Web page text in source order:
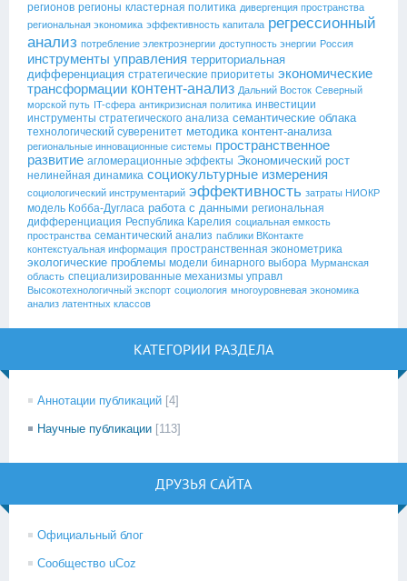
регионов регионы кластерная политика дивергенция пространства
региональная экономика эффективность капитала регрессионный
анализ потребление электроэнергии доступность энергии Россия
инструменты управления территориальная
дифференциация стратегические приоритеты экономические
трансформации контент-анализ Дальний Восток Северный
морской путь IT-сфера антикризисная политика инвестиции
инструменты стратегического анализа семантические облака
технологический суверенитет методика контент-анализа
региональные инновационные системы пространственное
развитие агломерационные эффекты Экономический рост
нелинейная динамика социокультурные измерения
социологический инструментарий эффективность затраты НИОКР
модель Кобба-Дугласа работа с данными региональная
дифференциация Республика Карелия социальная емкость
пространства семантический анализ паблики ВКонтакте
контекстуальная информация пространственная эконометрика
экологические проблемы модели бинарного выбора Мурманская
область специализированные механизмы управл
Высокотехнологичный экспорт социология многоуровневая экономика
анализ латентных классов
КАТЕГОРИИ РАЗДЕЛА
Аннотации публикаций [4]
Научные публикации [113]
ДРУЗЬЯ САЙТА
Официальный блог
Сообщество uCoz